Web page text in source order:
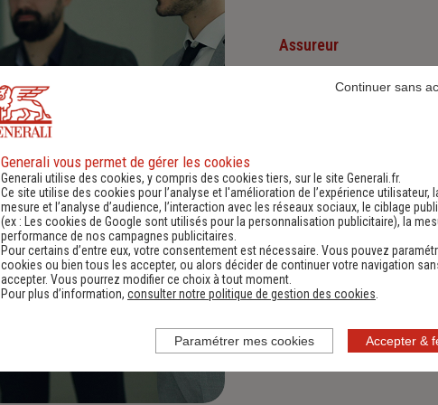
Assureur
Nous proposons à nos
Nous sommes convaincus
positives : cette vision est
Diversité, Equité,
Nous faisons de la
Generali vous permet de gérer les cookies
Generali utilise des cookies, y compris des cookies tiers, sur le site Generali.fr.
Ce site utilise des cookies pour l’analyse et l'amélioration de l’expérience utilisateur,
mesure et l’analyse d’audience, l’interaction avec les réseaux sociaux, le ciblage
(ex :
Les cookies de Google sont utilisés pour la personnalisation publicitaire), la
performance de nos campagnes publicitaires.
Pour certains d’entre eux, votre consentement est nécessaire. Vous pouvez
cookies ou bien tous les accepter, ou alors décider de continuer votre navigation
accepter. Vous pourrez modifier ce choix à tout moment.
Pour plus d’information, consulter notre politique de gestion des cookies
Accepter &
Continuer sans
Paramétrer mes cookies